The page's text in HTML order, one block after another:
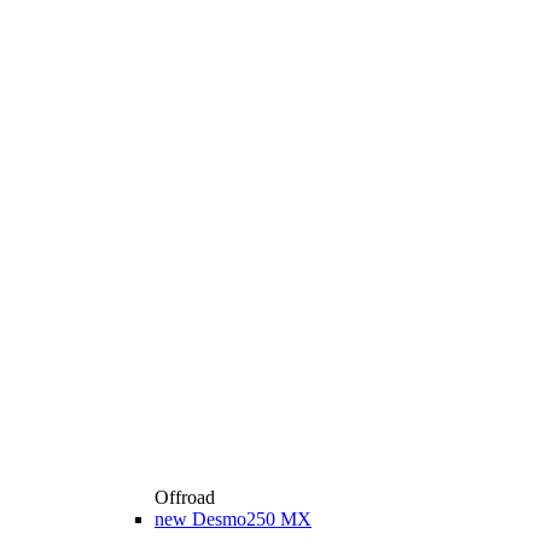
Offroad
new Desmo250 MX